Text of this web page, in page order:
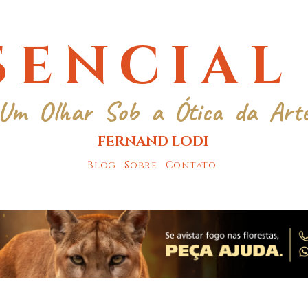
Olhar Sob a Ótica da
FERNAND LODI
Blog Sobre Contato